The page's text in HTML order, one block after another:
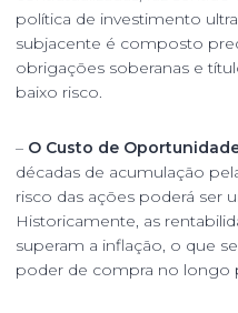
política de investimento
subjacente é composto
obrigações soberanas e
baixo risco.
– O Custo de
décadas de acumulação
risco das ações poderá ser
Historicamente, as
superam a inflação, o que
poder de compra no longo